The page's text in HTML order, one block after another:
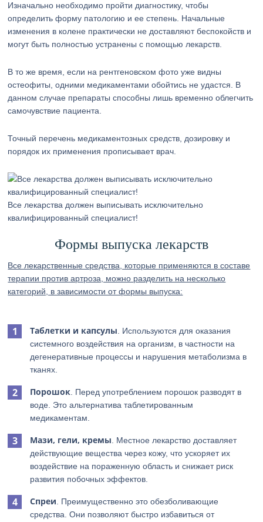
Изначально необходимо пройти диагностику, чтобы
определить форму патологию и ее степень. Начальные
изменения в колене практически не доставляют беспокойств и
могут быть полностью устранены с помощью лекарств.
В то же время, если на рентгеновском фото уже видны
остеофиты, одними медикаментами обойтись не удастся. В
данном случае препараты способны лишь временно облегчить
самочувствие пациента.
Точный перечень медикаментозных средств, дозировку и
порядок их применения прописывает врач.
Все лекарства должен выписывать исключительно
квалифицированный специалист!
Формы выпуска лекарств
Все лекарственные средства, которые применяются в составе
терапии против артроза, можно разделить на несколько
категорий, в зависимости от формы выпуска:
Таблетки и капсулы . Используются для оказания
системного воздействия на организм, в частности на
дегенеративные процессы и нарушения метаболизма в
тканях.
Порошок . Перед употреблением порошок разводят в
воде. Это альтернатива таблетированным
медикаментам.
Мази, гели, кремы . Местное лекарство доставляет
действующие вещества через кожу, что ускоряет их
воздействие на пораженную область и снижает риск
развития побочных эффектов.
Спреи . Преимущественно это обезболивающие
средства. Они позволяют быстро избавиться от